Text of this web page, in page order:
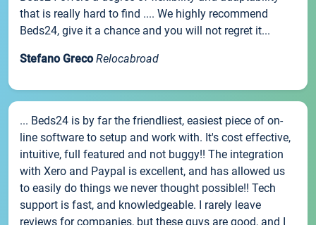
that is really hard to find .... We highly recommend
Beds24, give it a chance and you will not regret it...
Stefano Greco Relocabroad
... Beds24 is by far the friendliest, easiest piece of on-
line software to setup and work with. It's cost effective,
intuitive, full featured and not buggy!! The integration
with Xero and Paypal is excellent, and has allowed us
to easily do things we never thought possible!! Tech
support is fast, and knowledgeable. I rarely leave
reviews for companies, but these guys are good, and I